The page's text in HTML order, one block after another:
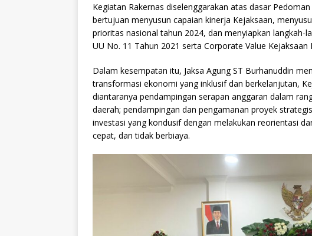
Kegiatan Rakernas diselenggarakan atas dasar
bertujuan menyusun capaian kinerja Kejaksaan,
prioritas nasional tahun 2024, dan menyiapkan langkah-
UU No. 11 Tahun 2021 serta Corporate Value Kejaksaan
Dalam kesempatan itu, Jaksa Agung ST Burhanuddin
transformasi ekonomi yang inklusif dan berkelanjutan,
diantaranya pendampingan serapan anggaran dalam
daerah; pendampingan dan pengamanan proyek
investasi yang kondusif dengan melakukan reorientasi
cepat, dan tidak berbiaya.